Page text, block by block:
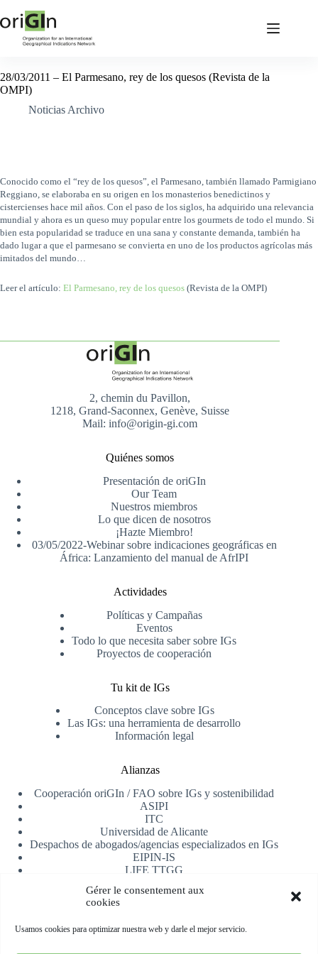
Gérer le consentement aux
cookies
Usamos cookies para optimizar nuestra web y darle el mejor servicio.
28/03/2011 – El Parmesano, rey de los quesos (Revista de la
OMPI)
Noticias Archivo
Conocido como el “rey de los quesos”, el Parmesano, también llamado Parmigiano
Reggiano, se elaboraba en su origen en los monasterios benedictinos y
cistercienses hace mil años. Con el paso de los siglos, ha adquirido una relevancia
mundial y ahora es un queso muy popular entre los gourmets de todo el mundo. Si
bien esta popularidad se traduce en una sana y constante demanda, también ha
dado lugar a que el parmesano se convierta en uno de los productos agrícolas más
imitados del mundo…
Leer el artículo: El Parmesano, rey de los quesos (Revista de la OMPI)
2, chemin du Pavillon,
1218, Grand-Saconnex, Genève, Suisse
Mail: info@origin-gi.com
Quiénes somos
Presentación de oriGIn
Our Team
Nuestros miembros
Lo que dicen de nosotros
¡Hazte Miembro!
03/05/2022-Webinar sobre indicaciones geográficas en
África: Lanzamiento del manual de AfrIPI
Actividades
Políticas y Campañas
Eventos
Todo lo que necesita saber sobre IGs
Proyectos de cooperación
Tu kit de IGs
Conceptos clave sobre IGs
Las IGs: una herramienta de desarrollo
Información legal
Alianzas
Cooperación oriGIn / FAO sobre IGs y sostenibilidad
ASIPI
ITC
Universidad de Alicante
Despachos de abogados/agencias especializados en IGs
EIPIN-IS
LIFE TTGG